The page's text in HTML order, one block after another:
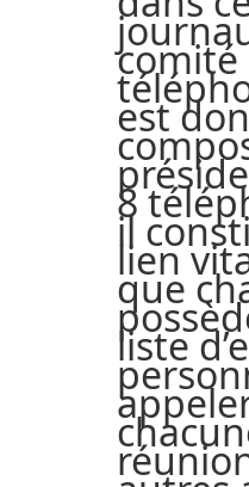
comité
est
8
il
lien
que
liste